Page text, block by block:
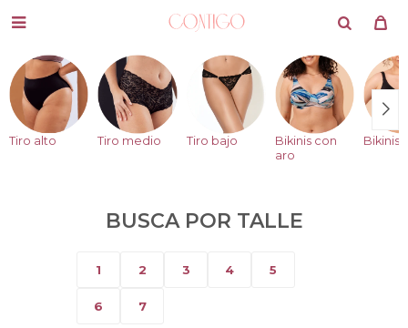

Tiro alto Tiro medio Tiro bajo
Bikinis con
aro
Bikinis
BUSCA POR TALLE
1 2 3 4 5
6 7